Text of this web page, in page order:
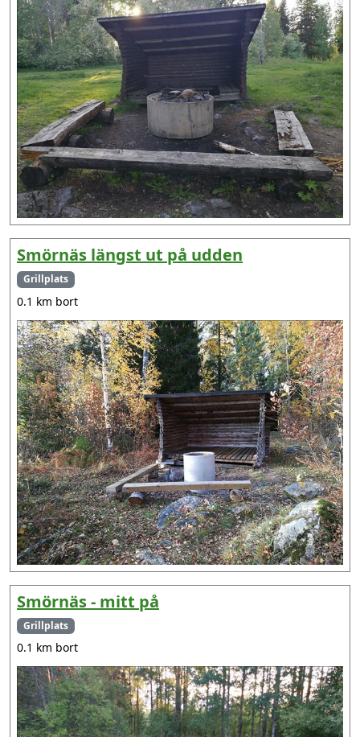
Smörnäs längst ut på udden
Grillplats
0.1 km bort
Smörnäs - mitt på
Grillplats
0.1 km bort